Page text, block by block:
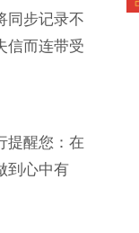
同步记录不
信而连带受
提醒您：在
到心中有